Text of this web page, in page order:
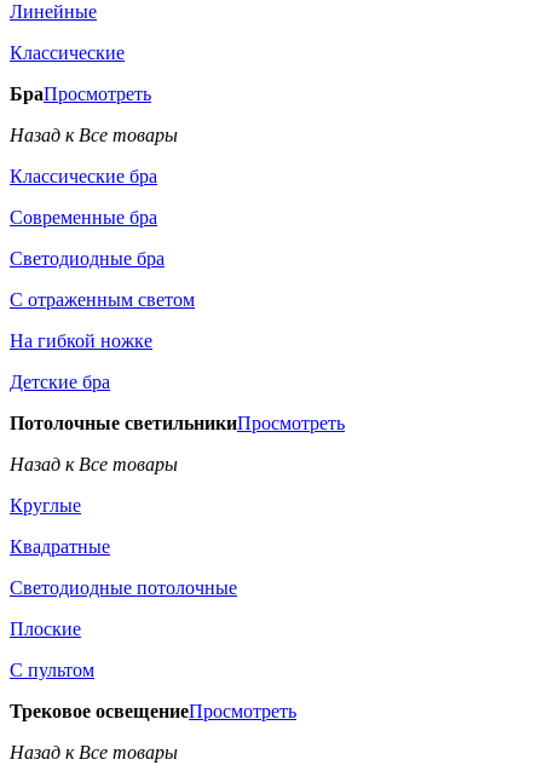
Линейные
Классические
БраПросмотреть
Назад к Все товары
Классические бра
Современные бра
Светодиодные бра
С отраженным светом
На гибкой ножке
Детские бра
Потолочные светильникиПросмотреть
Назад к Все товары
Круглые
Квадратные
Светодиодные потолочные
Плоские
С пультом
Трековое освещениеПросмотреть
Назад к Все товары